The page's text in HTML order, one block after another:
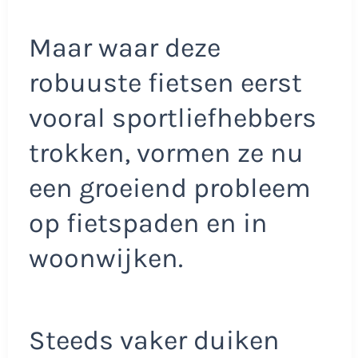
Maar waar deze
robuuste fietsen eerst
vooral sportliefhebbers
trokken, vormen ze nu
een groeiend probleem
op fietspaden en in
woonwijken.
Steeds vaker duiken